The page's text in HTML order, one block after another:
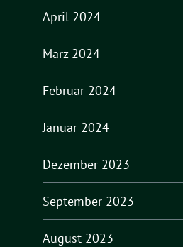
April 2024
März 2024
Februar 2024
Januar 2024
Dezember 2023
September 2023
August 2023